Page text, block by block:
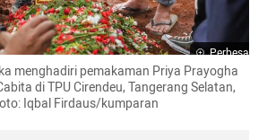
Perbesar
menghadiri pemakaman Priya Prayogha
di TPU Cirendeu, Tangerang Selatan,
Iqbal Firdaus/kumparan